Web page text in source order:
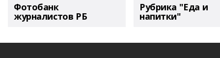
Фотобанк
журналистов РБ
Рубрика "Еда и
напитки"